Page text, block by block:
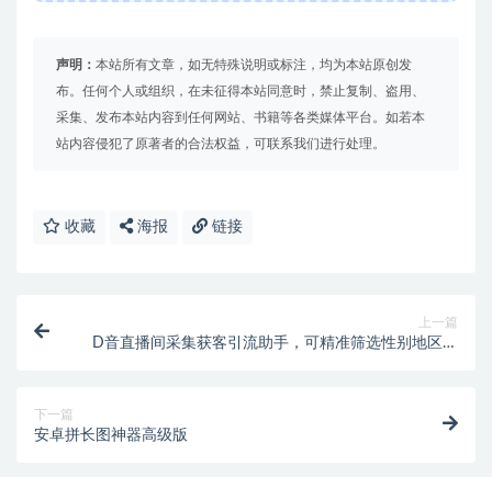
声明： 本站所有文章，如无特殊说明或标注，均为本站原创发
布。任何个人或组织，在未征得本站同意时，禁止复制、盗用、
采集、发布本站内容到任何网站、书籍等各类媒体平台。如若本
站内容侵犯了原著者的合法权益，可联系我们进行处理。
收藏 海报 链接
上一篇
D音直播间采集获客引流助手，可精准筛选性别地区评
下一篇
安卓拼长图神器高级版